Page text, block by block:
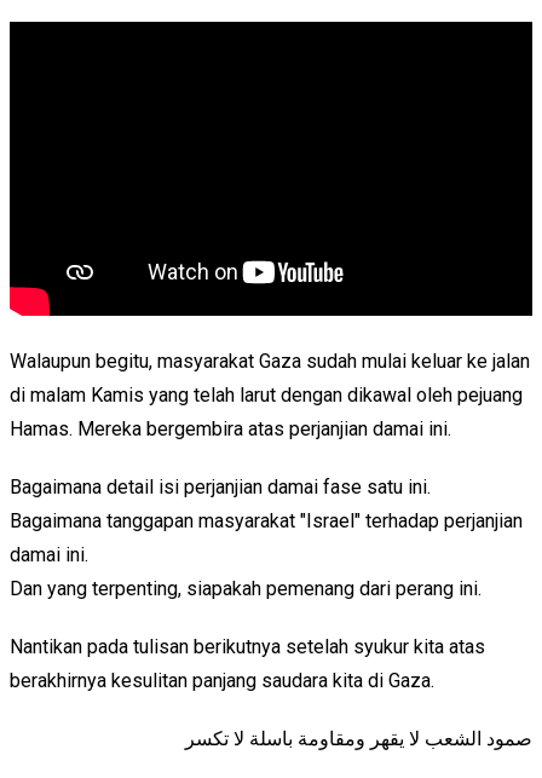
Walaupun begitu, masyarakat Gaza sudah mulai keluar ke jalan
di malam Kamis yang telah larut dengan dikawal oleh pejuang
Hamas. Mereka bergembira atas perjanjian damai ini.
Bagaimana detail isi perjanjian damai fase satu ini.
Bagaimana tanggapan masyarakat "Israel" terhadap perjanjian
damai ini.
Dan yang terpenting, siapakah pemenang dari perang ini.
Nantikan pada tulisan berikutnya setelah syukur kita atas
berakhirnya kesulitan panjang saudara kita di Gaza.
صمود الشعب لا يقهر ومقاومة باسلة لا تكسر